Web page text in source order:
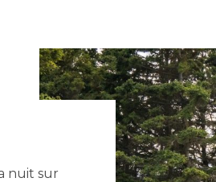
nuit sur